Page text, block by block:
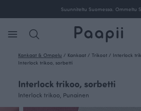
Suunniteltu Suomessa. Ommeltu
Kankaat & Ompelu / Kankaat / Trikoot / Interlock
Interlock trikoo, sorbetti
Interlock trikoo, sorbetti
Interlock trikoo, Punainen